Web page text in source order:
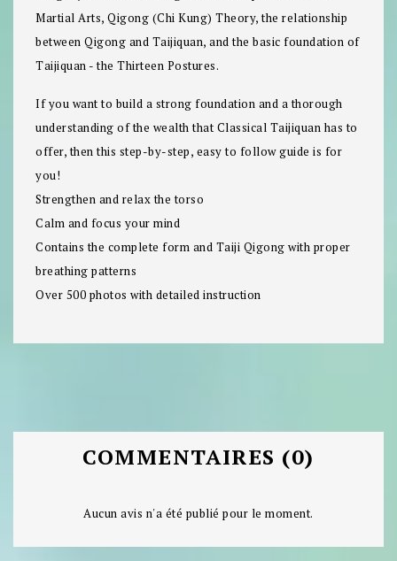
Martial Arts, Qigong (Chi Kung) Theory, the relationship
between Qigong and Taijiquan, and the basic foundation of
Taijiquan - the Thirteen Postures.
If you want to build a strong foundation and a thorough
understanding of the wealth that Classical Taijiquan has to
offer, then this step-by-step, easy to follow guide is for
you!
Strengthen and relax the torso
Calm and focus your mind
Contains the complete form and Taiji Qigong with proper
breathing patterns
Over 500 photos with detailed instruction
COMMENTAIRES (0)
Aucun avis n'a été publié pour le moment.